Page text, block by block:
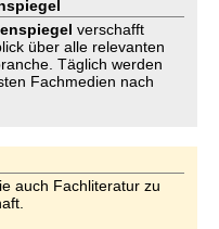
verschafft
über alle relevanten
Täglich werden
Fachmedien nach
auch Fachliteratur zu